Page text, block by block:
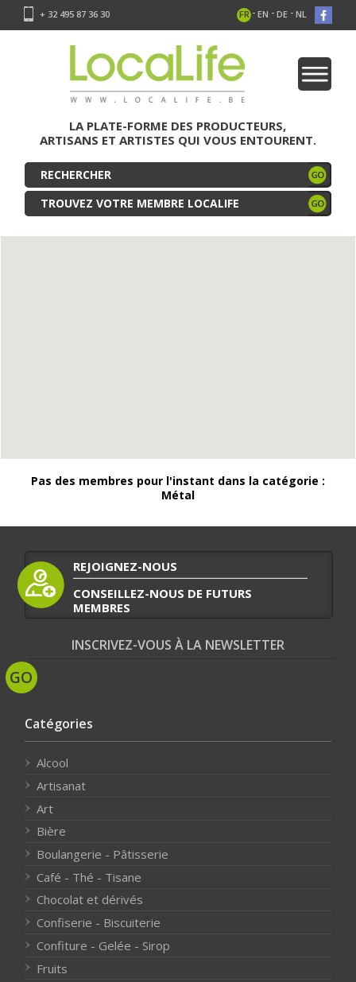
+ 32 495 87 36 30 FR - EN - DE - NL
LA PLATE-FORME DES PRODUCTEURS,
ARTISANS ET ARTISTES QUI VOUS ENTOURENT.
TROUVEZ VOTRE MEMBRE LOCALIFE
Pas des membres pour l'instant dans la catégorie :
Métal
REJOIGNEZ-NOUS
CONSEILLEZ-NOUS DE FUTURS
MEMBRES
INSCRIVEZ-VOUS À LA NEWSLETTER
Catégories
Alcool
Artisanat
Art
Bière
Boulangerie - Pâtisserie
Café - Thé - Tisane
Chocolat et dérivés
Confiserie - Biscuiterie
Confiture - Gelée - Sirop
Fruits